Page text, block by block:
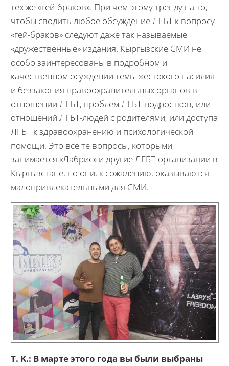
тех же «гей-браков». При чем этому тренду на то,
чтобы сводить любое обсуждение ЛГБТ к вопросу
«гей-браков» следуют даже так называемые
«дружественные» издания. Кыргызские СМИ не
особо заинтересованы в подробном и
качественном осуждении темы жестокого насилия
и беззакония правоохранительных органов в
отношении ЛГБТ, проблем ЛГБТ-подростков, или
отношений ЛГБТ-людей с родителями, или доступа
ЛГБТ к здравоохранению и психологической
помощи. Это все те вопросы, которыми
занимается «Лабрис» и другие ЛГБТ-организации в
Кыргызстане, но они, к сожалению, оказываются
малопривлекательными для СМИ.
T. K.: В марте этого года вы были выбраны